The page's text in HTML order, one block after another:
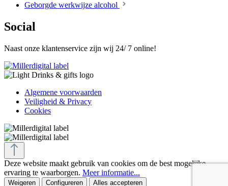
Geborgde werkwijze alcohol
Social
Naast onze klantenservice zijn wij 24/ 7 online!
Algemene voorwaarden
Veiligheid & Privacy
Cookies
Deze website maakt gebruik van cookies om de best mogelijke
ervaring te waarborgen. Meer informatie...
Weigeren Configureren Alles accepteren